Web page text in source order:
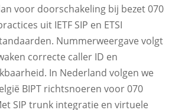
voor doorschakeling bij bezet 070
uit IETF SIP en ETSI
Nummerweergave volgt
correcte caller ID en
In Nederland volgen we
BIPT richtsnoeren voor 070
SIP trunk integratie en virtuele